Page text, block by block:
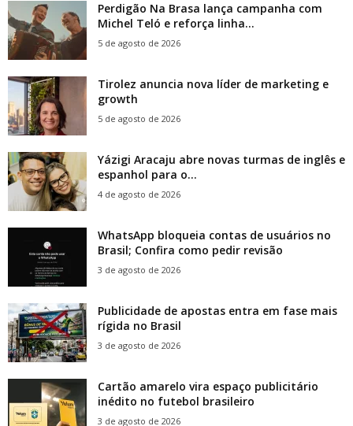
Perdigão Na Brasa lança campanha com
Michel Teló e reforça linha...
5 de agosto de 2026
Tirolez anuncia nova líder de marketing e
growth
5 de agosto de 2026
Yázigi Aracaju abre novas turmas de inglês e
espanhol para o...
4 de agosto de 2026
WhatsApp bloqueia contas de usuários no
Brasil; Confira como pedir revisão
3 de agosto de 2026
Publicidade de apostas entra em fase mais
rígida no Brasil
3 de agosto de 2026
Cartão amarelo vira espaço publicitário
inédito no futebol brasileiro
3 de agosto de 2026